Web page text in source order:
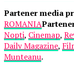
Partener media
ROMANIA
Nopți, Cinemap,
Daily Magazine,
Munteanu.